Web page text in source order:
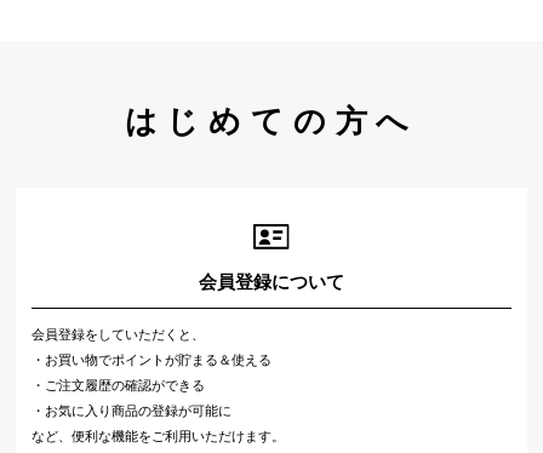
はじめての方へ
会員登録について
会員登録をしていただくと、
・お買い物でポイントが貯まる＆使える
・ご注文履歴の確認ができる
・お気に入り商品の登録が可能に
など、便利な機能をご利用いただけます。